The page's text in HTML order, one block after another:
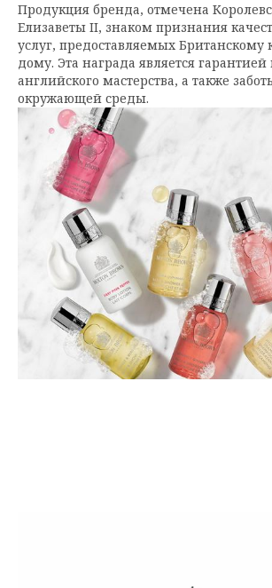
Продукция бренда, отмечена
Елизаветы II, знаком признания
услуг, предоставляемых Британскому
дому. Эта награда является гарантией
английского мастерства, а также
окружающей среды.